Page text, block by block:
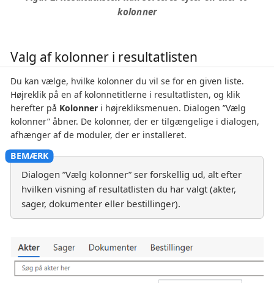
kolonner
Valg af kolonner i resultatlisten
Du kan vælge, hvilke kolonner du vil se for en given liste.
Højreklik på en af kolonnetitlerne i resultatlisten, og klik
herefter på Kolonner i højrekliksmenuen. Dialogen ”Vælg
kolonner” åbner. De kolonner, der er tilgængelige i dialogen,
afhænger af de moduler, der er installeret.
Dialogen ”Vælg kolonner” ser forskellig ud, alt efter
hvilken visning af resultatlisten du har valgt (akter,
sager, dokumenter eller bestillinger).